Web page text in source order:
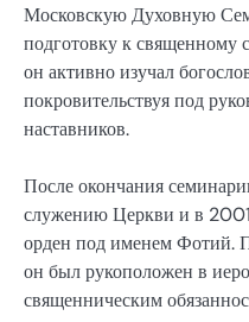
Московскую Духовную
подготовку к священному
он активно изучал
покровительствуя под
наставников.
После окончания
служению Церкви и в
орден под именем Фотий.
он был рукоположен в
священническим